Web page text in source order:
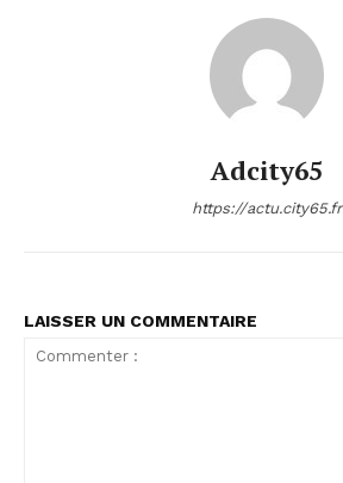
Adcity65
https://actu.city65.fr
LAISSER UN COMMENTAIRE